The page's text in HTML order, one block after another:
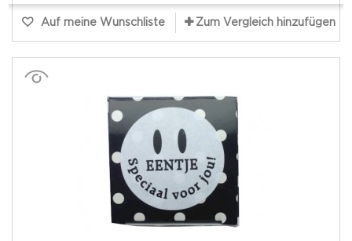
Auf meine Wunschliste Zum Vergleich hinzufügen